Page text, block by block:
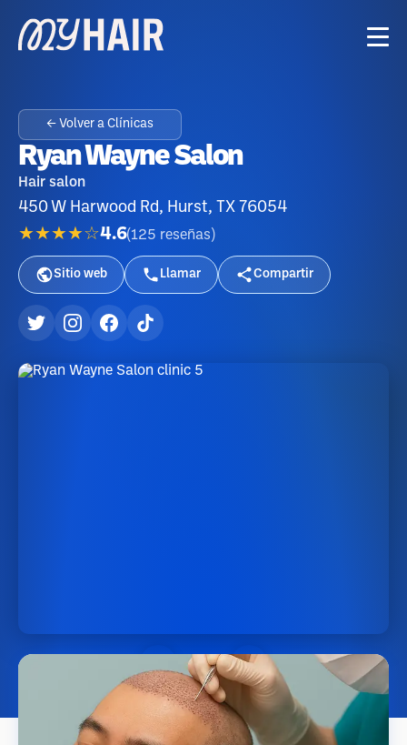
← Volver a Clínicas
Ryan Wayne Salon
Hair salon
450 W Harwood Rd, Hurst, TX 76054
★★★★☆4.6(125 reseñas )
Sitio web Llamar Compartir